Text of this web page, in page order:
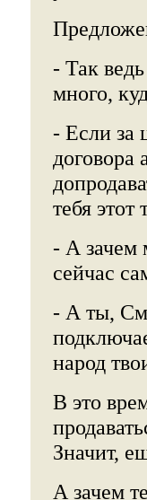
- Так
много,
- Если за
тебя
- А зачем
сейчас
- А ты,
народ
В это
Значит,
А зачем